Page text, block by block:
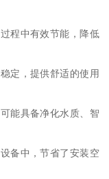
程中有效节能，降低
定，提供舒适的使用
能具备净化水质、智
备中，节省了安装空